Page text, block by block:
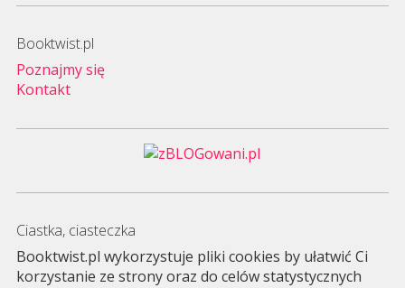
Booktwist.pl
Poznajmy się
Kontakt
Ciastka, ciasteczka
Booktwist.pl wykorzystuje pliki cookies by ułatwić Ci
korzystanie ze strony oraz do celów statystycznych